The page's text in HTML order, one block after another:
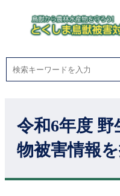
令和6年度
物被害情報